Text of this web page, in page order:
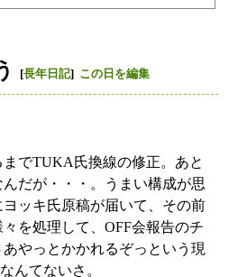
[長年日記] この日を編集
でTUKA氏換線の修正。あと
だが・・・。うまい構成が思
ッキ氏原稿が届いて、その前
を処理して、OFF会報告のチ
やっとかかれるぞっという現
んてないさ。